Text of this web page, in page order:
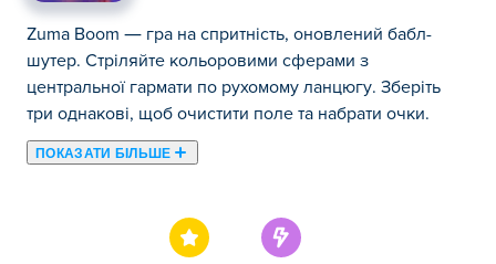
Zuma Boom — гра на спритність, оновлений бабл-
шутер. Стріляйте кольоровими сферами з
центральної гармати по рухомому ланцюгу. Зберіть
три однакові, щоб очистити поле та набрати очки.
ПОКАЗАТИ БІЛЬШЕ